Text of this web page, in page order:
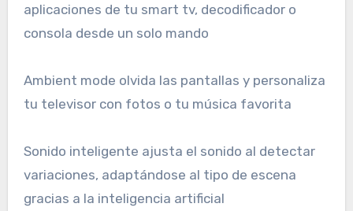
aplicaciones de tu smart tv, decodificador o
consola desde un solo mando
Ambient mode olvida las pantallas y personaliza
tu televisor con fotos o tu música favorita
Sonido inteligente ajusta el sonido al detectar
variaciones, adaptándose al tipo de escena
gracias a la inteligencia artificial